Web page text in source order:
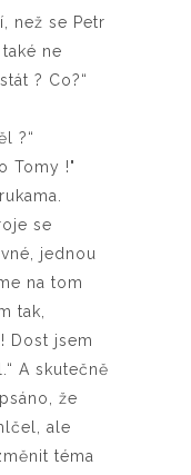
než se Petr
ne
? Co?“
?“
Tomy !"
se
jednou
na tom
tak,
Dost jsem
A skutečně
že
ale
téma